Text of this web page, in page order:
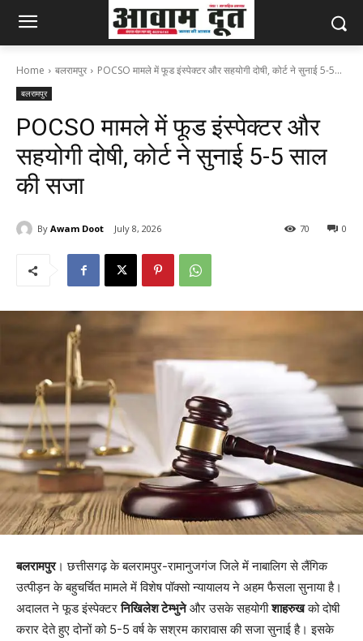
Home बलरामपुर POCSO मामले में फूड इंस्पेक्टर और सहयोगी दोषी, कोर्ट ने सुनाई 5-5...
बलरामपुर
POCSO मामले में फूड इंस्पेक्टर और
सहयोगी दोषी, कोर्ट ने सुनाई 5-5 साल
की सजा
By Awam Doot July 8, 2026 0
70
बलरामपुर। छत्तीसगढ़ के बलरामपुर-रामानुजगंज जिले में नाबालिग से लैंगिक
उत्पीड़न के बहुचर्चित मामले में विशेष पॉक्सो न्यायालय ने अहम फैसला सुनाया है।
अदालत ने फूड इंस्पेक्टरनिखिलेश टेम्भुनेऔर उसके सहयोगीशाहरुखको दोषी
करार देते हुए दोनों को 5-5 वर्ष के सश्रम कारावास की सजा सुनाई है। इसके